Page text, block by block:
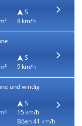
S
8 km/h
S
9 km/h
und windig
S
15 km/h
Böen 41 km/h